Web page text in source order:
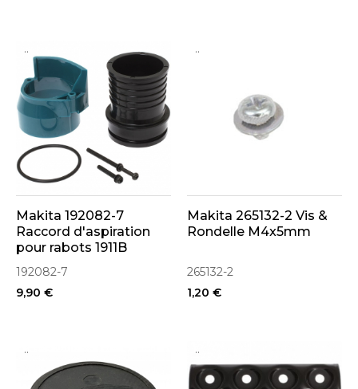
..
Makita 192082-7
Raccord d'aspiration
pour rabots 1911B
192082-7
9,90 €
..
Makita 265132-2 Vis &
Rondelle M4x5mm
265132-2
1,20 €
.. ..